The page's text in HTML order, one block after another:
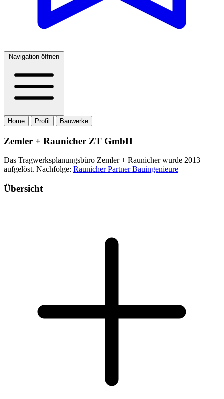
Navigation öffnen
Home Profil Bauwerke
Zemler + Raunicher ZT GmbH
Das Tragwerksplanungsbüro Zemler + Raunicher wurde 2013
aufgelöst. Nachfolge: Raunicher Partner Bauingenieure
Übersicht